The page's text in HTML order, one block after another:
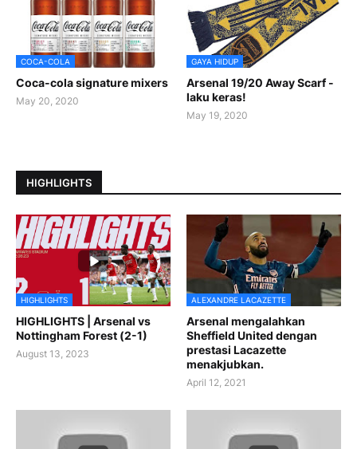
COCA-COLA
Coca-cola signature mixers
May 20, 2020
GAYA HIDUP
Arsenal 19/20 Away Scarf -
laku keras!
May 19, 2020
HIGHLIGHTS
HIGHLIGHTS
HIGHLIGHTS | Arsenal vs
Nottingham Forest (2-1)
August 13, 2023
ALEXANDRE LACAZETTE
Arsenal mengalahkan
Sheffield United dengan
prestasi Lacazette
menakjubkan.
April 12, 2021